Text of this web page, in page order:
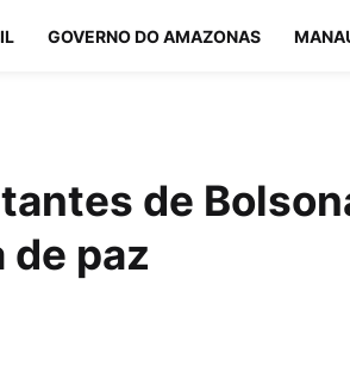
GOVERNO DO AMAZONAS
de
de paz